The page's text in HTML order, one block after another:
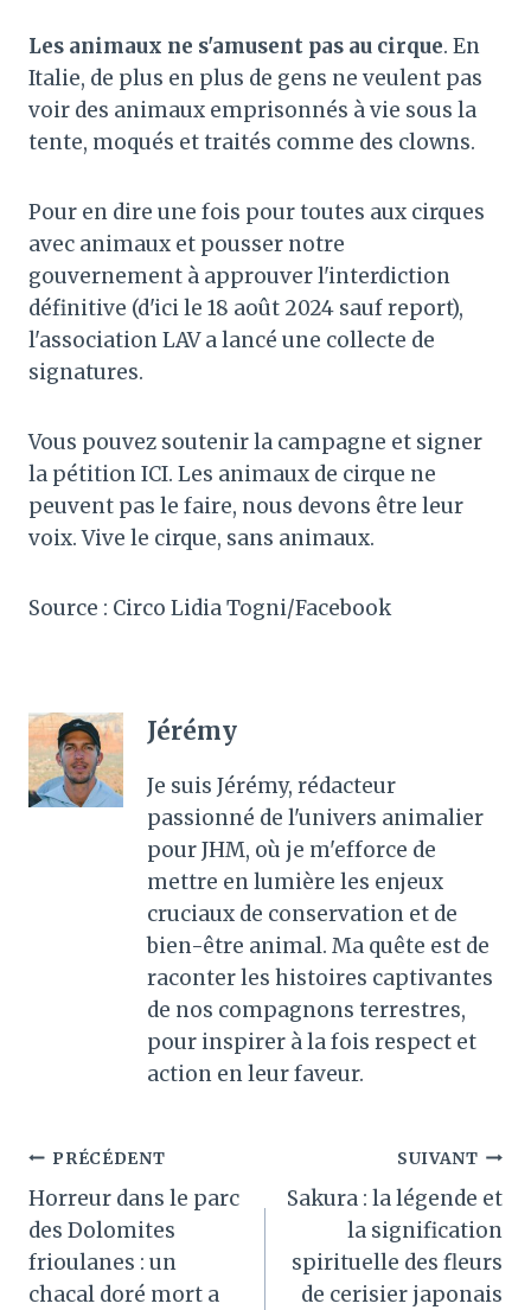
Les animaux ne s'amusent pas au cirque. En
Italie, de plus en plus de gens ne veulent pas
voir des animaux emprisonnés à vie sous la
tente, moqués et traités comme des clowns.
Pour en dire une fois pour toutes aux cirques
avec animaux et pousser notre
gouvernement à approuver l'interdiction
définitive (d'ici le 18 août 2024 sauf report),
l'association LAV a lancé une collecte de
signatures.
Vous pouvez soutenir la campagne et signer
la pétition ICI. Les animaux de cirque ne
peuvent pas le faire, nous devons être leur
voix. Vive le cirque, sans animaux.
Source : Circo Lidia Togni/Facebook
Jérémy
Je suis Jérémy, rédacteur
passionné de l'univers animalier
pour JHM, où je m'efforce de
mettre en lumière les enjeux
cruciaux de conservation et de
bien-être animal. Ma quête est de
raconter les histoires captivantes
de nos compagnons terrestres,
pour inspirer à la fois respect et
action en leur faveur.
Navigation
de
l’article
PRÉCÉDENT
Horreur dans le parc
des Dolomites
frioulanes : un
chacal doré mort a
SUIVANT
Sakura : la légende et
la signification
spirituelle des fleurs
de cerisier japonais